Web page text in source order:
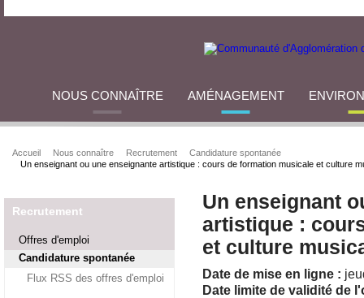
NOUS CONNAÎTRE AMÉNAGEMENT
Accueil Nous connaître Recrutement
Candidature spontanée
Un enseignant ou une enseignante artistique : cours de formation musicale et culture
Recrutement
Offres d'emploi
Candidature spontanée
Flux RSS des offres d'emploi
Un enseignant
artistique :
et culture
Date de mise en ligne :
Date limite de validité de